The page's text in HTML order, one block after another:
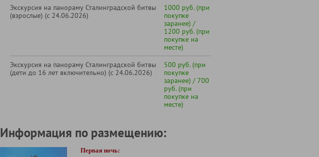
Экскурсия на панораму Сталинградской битвы
(взрослые) (с 24.06.2026)
1000 руб. (при
покупке
заранее) /
1200 руб. (при
покупке на
месте)
Экскурсия на панораму Сталинградской битвы
(дети до 16 лет включительно) (с 24.06.2026)
500 руб. (при
покупке
заранее) / 700
руб. (при
покупке на
месте)
Информация по размещению:
Первая ночь: